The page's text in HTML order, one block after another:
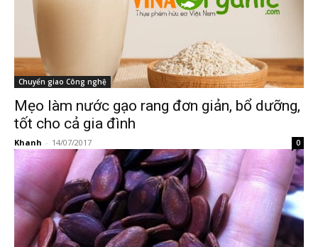
Chuyển giao Công nghệ
Mẹo làm nước gạo rang đơn giản, bổ dưỡng,
tốt cho cả gia đình
Khanh - 14/07/2017 0